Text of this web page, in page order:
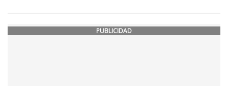
PUBLICIDAD